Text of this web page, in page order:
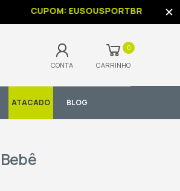
CUPOM: EUSOUSPORTBR
CONTA
0
CARRINHO
ATACADO BLOG